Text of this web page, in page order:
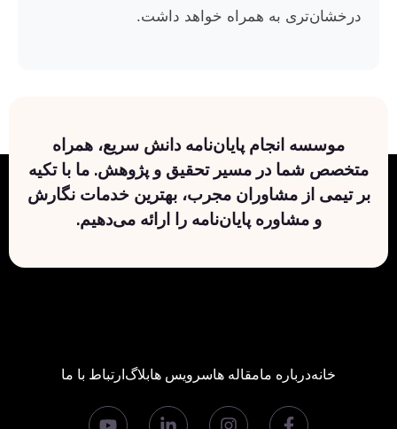
درخشان‌تری به همراه خواهد داشت.
موسسه انجام پایان‌نامه دانش سریع، همراه
متخصص شما در مسیر تحقیق و پژوهش. ما با تکیه
بر تیمی از مشاوران مجرب، بهترین خدمات نگارش
و مشاوره پایان‌نامه را ارائه می‌دهیم.
خانهدرباره مامقاله هاسرویس هابلاگارتباط با ما